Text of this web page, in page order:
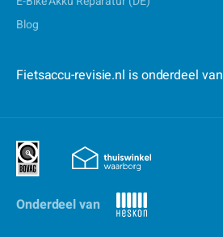
Blog
Fietsaccu-revisie.nl is onderdeel van
Onderdeel van